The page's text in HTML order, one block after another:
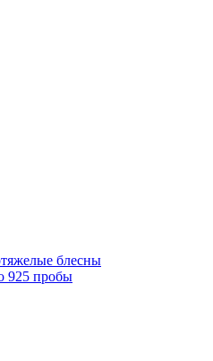
блесны
925 пробы